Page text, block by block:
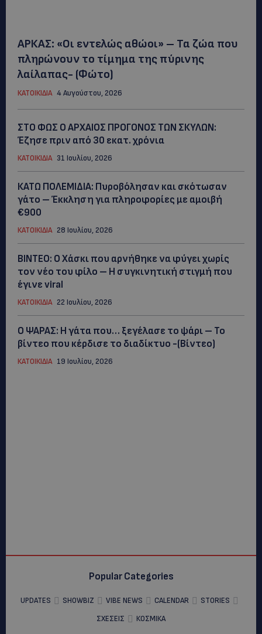
ΑΡΚΑΣ: «Οι εντελώς αθώοι» – Τα ζώα που
πληρώνουν το τίμημα της πύρινης
λαίλαπας- (Φώτο)
ΚΑΤΟΙΚΙΔΙΑ 4 Αυγούστου, 2026
ΣΤΟ ΦΩΣ Ο ΑΡΧΑΙΟΣ ΠΡΟΓΟΝΟΣ ΤΩΝ ΣΚΥΛΩΝ:
Έζησε πριν από 30 εκατ. χρόνια
ΚΑΤΟΙΚΙΔΙΑ 31 Ιουλίου, 2026
ΚΑΤΩ ΠΟΛΕΜΙΔΙΑ: Πυροβόλησαν και σκότωσαν
γάτο – Έκκληση για πληροφορίες με αμοιβή
€900
ΚΑΤΟΙΚΙΔΙΑ 28 Ιουλίου, 2026
ΒΙΝΤΕΟ: Ο Χάσκι που αρνήθηκε να φύγει χωρίς
τον νέο του φίλο – Η συγκινητική στιγμή που
έγινε viral
ΚΑΤΟΙΚΙΔΙΑ 22 Ιουλίου, 2026
Ο ΨΑΡΑΣ: Η γάτα που… ξεγέλασε το ψάρι – Το
βίντεο που κέρδισε το διαδίκτυο -(Βίντεο)
ΚΑΤΟΙΚΙΔΙΑ 19 Ιουλίου, 2026
Popular Categories
UPDATES SHOWBIZ VIBE NEWS CALENDAR
STORIES
ΣΧΕΣΕΙΣ
ΚΟΣΜΙΚΑ